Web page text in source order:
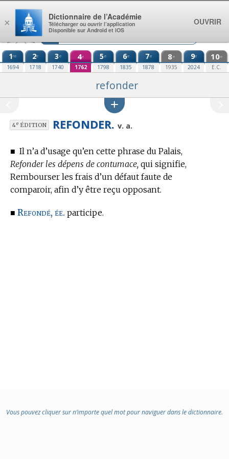
Aller au contenu
1re
1694
2e
1718
3e
1740
4e
1762
5e
1798
6e
1835
7e
1878
8e
1935
9e
2024
10e
E.C.
refonder
4eÉDITION REFONDER. v. a.
■ Il n’a d’usage qu’en cette phrase du Palais,
Refonder les dépens de contumace, qui signifie,
Rembourser les frais d’un défaut faute de
comparoir, afin d’y être reçu opposant.
■ Refondé, ée. participe.
Vous pouvez cliquer sur n’importe quel mot pour naviguer dans le dictionnaire.
×
Dictionnaire de l’Académie
Télécharger ou ouvrir l’application
Disponible sur Android et iOS
OUVRIR